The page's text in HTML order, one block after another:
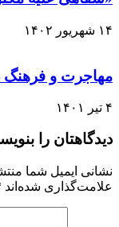
۱۴ شهریور ۱۴۰۲
مهاجرت و فرهنگ
۴ تیر ۱۴۰۱
دیدگاهتان را
نشانی ایمیل شما
علامت‌گذاری شده‌اند